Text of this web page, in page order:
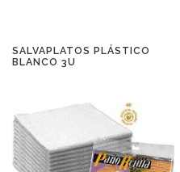
SALVAPLATOS PLÁSTICO
BLANCO 3U